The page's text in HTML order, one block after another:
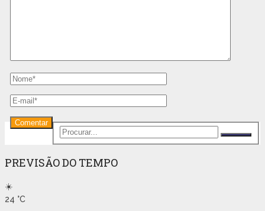
PREVISÃO DO TEMPO
☀️
24 °C